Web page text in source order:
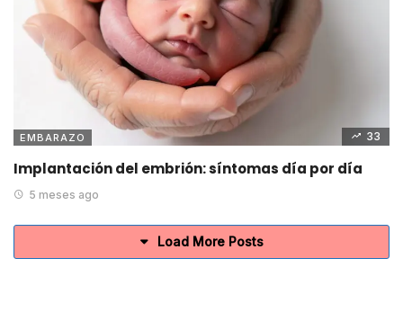
EMBARAZO 33
Implantación del embrión: síntomas día por día
5 meses ago
Load More Posts